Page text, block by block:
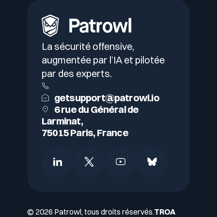
La sécurité offensive,
augmentée par l’IA et pilotée
par des experts.
getsupport@patrowl.io
6 rue du Général de
Larminat,
75015 Paris, France
© 2026 Patrowl, tous droits réservés.TROA